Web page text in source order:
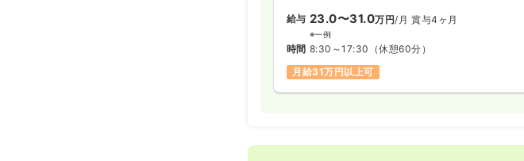
給与 23.0〜31.0万円/月 賞与4ヶ月
※一例
時間 8:30～17:30 （休憩60分）
月給31万円以上可